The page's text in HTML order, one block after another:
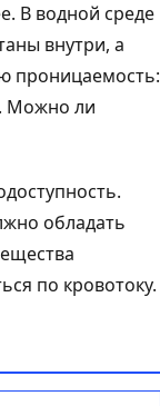
В водной среде
внутри, а
проницаемость:
Можно ли
обладать
по кровотоку.